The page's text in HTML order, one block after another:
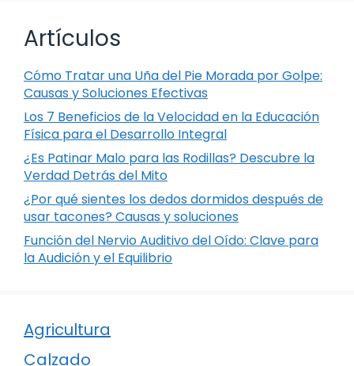
Artículos
Cómo Tratar una Uña del Pie Morada por Golpe:
Causas y Soluciones Efectivas
Los 7 Beneficios de la Velocidad en la Educación
Física para el Desarrollo Integral
¿Es Patinar Malo para las Rodillas? Descubre la
Verdad Detrás del Mito
¿Por qué sientes los dedos dormidos después de
usar tacones? Causas y soluciones
Función del Nervio Auditivo del Oído: Clave para
la Audición y el Equilibrio
Agricultura
Calzado